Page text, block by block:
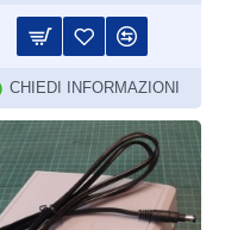
CHIEDI INFORMAZIONI